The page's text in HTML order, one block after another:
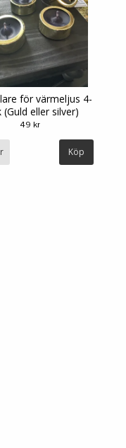
för värmeljus 4-
(Guld eller silver)
49 kr
Köp